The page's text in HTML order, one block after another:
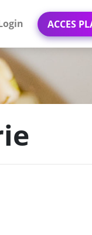
ACCES